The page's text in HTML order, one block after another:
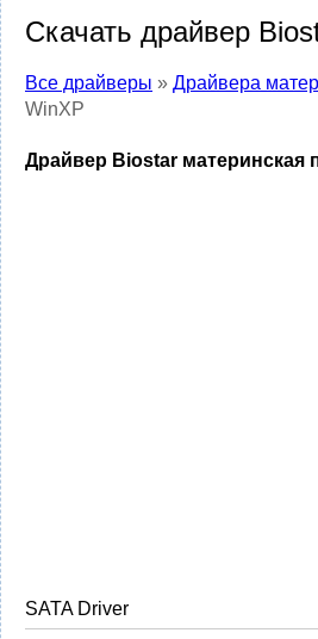
Скачать драйвер
Все драйверы » Драйвера
WinXP
Драйвер Biostar материнская
SATA Driver